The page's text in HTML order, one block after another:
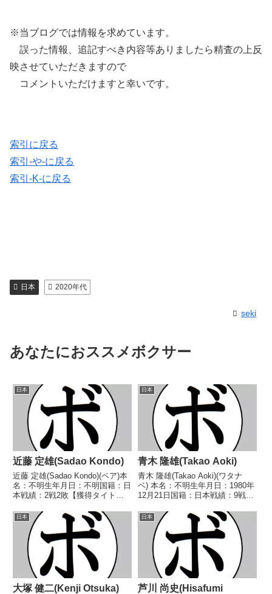
※当ブログでは情報を求めています。
誤った情報、追記すべき内容等ありましたら精査の上反
映させていただきますので
コメントいただけますと幸いです。
索引に戻る
索引-や-に戻る
索引-K-に戻る
日本 2020年代
seki
あなたにおススメボクサー
日本
近藤 定雄(Sadao Kondo)
近藤 定雄(Sadao Kondo)(ベア)本
名：不明生年月日：不明国籍：日
本戦績：2戦2敗【獲得タイト
本フライ級新人王2回戦
1946/10/19 ●1RKO 木村 功(京
浜)※東日本新人王敗退1946/1...
日本
青木 隆雄(Takao Aoki)
青木 隆雄(Takao Aoki)(ワタナ
ベ) 本名：不明生年月日：1980年
12月21日国籍：日本戦績：9戦3
なし 【戦歴】2003/04/23
○1RKO 須金 幸平(本
多)2003/10/28 ○...
日本
大塚 健二(Kenji Otsuka)
日本
芦川 尚史(Hisafumi